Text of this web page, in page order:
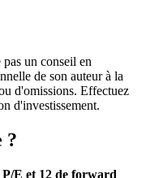
pas un conseil en
de son auteur à la
d'omissions. Effectuez
d'investissement.
?
P/E et 12 de forward